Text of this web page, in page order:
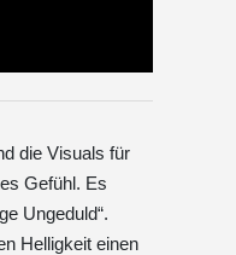
die Visuals für
Gefühl. Es
Ungeduld“.
Helligkeit einen